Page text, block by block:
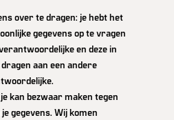
over te dragen: je hebt het
gegevens op te vragen
en deze in
aan een andere
kan bezwaar maken tegen
gegevens. Wij komen